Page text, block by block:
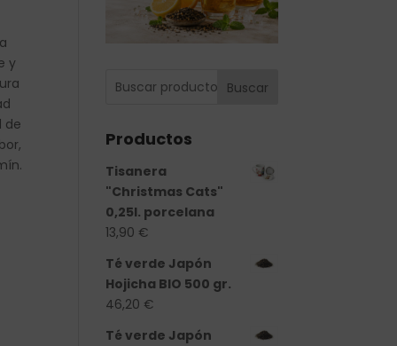
y
de
Buscar
Productos
Tisanera
"Christmas Cats"
0,25l. porcelana
13,90 €
Té verde Japón
Hojicha BIO 500 gr.
46,20 €
Té verde Japón